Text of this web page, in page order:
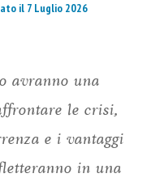
il 7 Luglio 2026
avranno una
le crisi,
e i vantaggi
in una